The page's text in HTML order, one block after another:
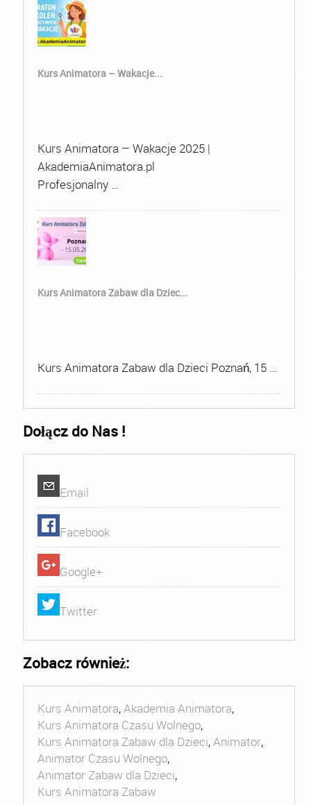
Kurs Animatora – Wakacje...
Kurs Animatora – Wakacje 2025 |
AkademiaAnimatora.pl
Profesjonalny …
Kurs Animatora Zabaw dla Dziec...
Kurs Animatora Zabaw dla Dzieci Poznań, 15 …
Dołącz do Nas !
Email
Facebook
Google+
Twitter
Zobacz również:
Kurs Animatora,Akademia Animatora,
Kurs Animatora Czasu Wolnego,
Kurs Animatora Zabaw dla Dzieci,Animator,
Animator Czasu Wolnego,
Animator Zabaw dla Dzieci,
Kurs Animatora Zabaw